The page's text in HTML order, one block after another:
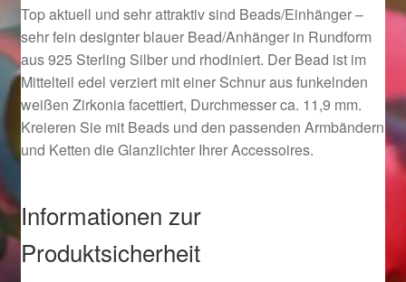
Ostergeschenke finden für Ostern 2016
Ostergeschenke finden für Ostern 2017
Ostergeschenke finden für Ostern 2018
Ostergeschenke finden für Ostern 2020
Top aktuell und sehr attraktiv sind Beads/Einhänger –
sehr fein designter blauer Bead/Anhänger in Rundform
aus 925 Sterling Silber und rhodiniert. Der Bead ist im
Mittelteil edel verziert mit einer Schnur aus funkelnden
weißen Zirkonia facettiert, Durchmesser ca. 11,9 mm.
Kreieren Sie mit Beads und den passenden Armbändern
und Ketten die Glanzlichter Ihrer Accessoires.
Informationen zur
Produktsicherheit